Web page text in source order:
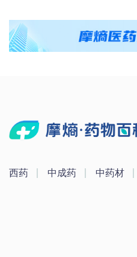
西药 中成药 中药材